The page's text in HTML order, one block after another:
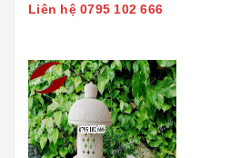
Liên hệ 0795 102 666